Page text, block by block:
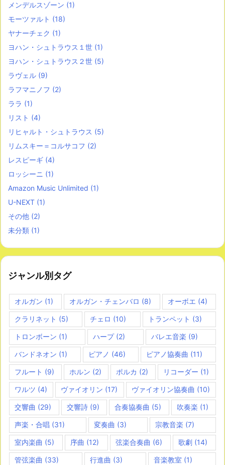
メンデルスゾーン (1)
モーツァルト (18)
ヤナーチェク (1)
ヨハン・シュトラウス１世 (1)
ヨハン・シュトラウス２世 (5)
ラヴェル (9)
ラフマニノフ (2)
ララ (1)
リスト (4)
リヒャルト・シュトラウス (5)
リムスキー＝コルサコフ (2)
レスピーギ (4)
ロッシーニ (1)
Amazon Music Unlimited (1)
U-NEXT (1)
その他 (2)
未分類 (1)
ジャンル別タグ
オルガン (1) オルガン・チェンバロ (8) オーボエ (4)
クラリネット (5) チェロ (10) トランペット (3)
トロンボーン (1) ハープ(2) バレエ音楽 (9)
バンドネオン (1) ピアノ (46) ピアノ協奏曲 (11)
フルート (9) ホルン (2) ポルカ (2) リコーダー (1)
ワルツ (4) ヴァイオリン (17) ヴァイオリン協奏曲 (10)
交響曲 (29) 交響詩(9) 合奏協奏曲 (5) 吹奏楽 (1)
声楽・合唱 (31) 変奏曲 (3) 宗教音楽 (7)
室内楽曲 (5) 序曲 (12) 弦楽合奏曲 (6) 歌劇(14)
管弦楽曲 (33) 行進曲 (3) 音楽教室 (1)